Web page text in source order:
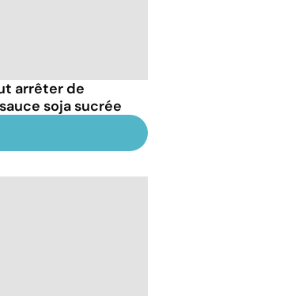
arrêter de
soja sucrée